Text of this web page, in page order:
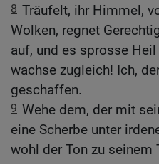
8 Träufelt, ihr Himmel,
Wolken, regnet
auf, und es sprosse
wachse zugleich! Ich,
geschaffen.
9 Wehe dem, der mit
eine Scherbe unter
wohl der Ton zu seinem